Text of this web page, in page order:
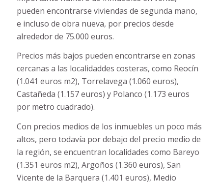
pueden encontrarse viviendas de segunda mano,
e incluso de obra nueva, por precios desde
alrededor de 75.000 euros.
Precios más bajos pueden encontrarse en zonas
cercanas a las localidaddes costeras, como Reocín
(1.041 euros m2), Torrelavega (1.060 euros),
Castañeda (1.157 euros) y Polanco (1.173 euros
por metro cuadrado).
Con precios medios de los inmuebles un poco más
altos, pero todavía por debajo del precio medio de
la región, se encuentran localidades como Bareyo
(1.351 euros m2), Argoños (1.360 euros), San
Vicente de la Barquera (1.401 euros), Medio